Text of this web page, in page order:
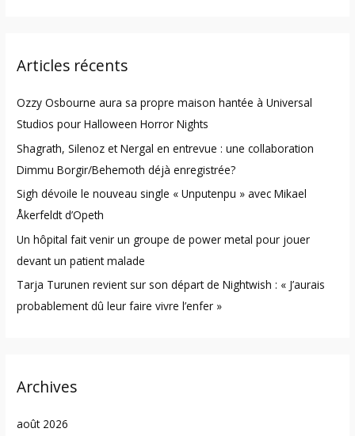
c
f
o
r
:
Articles récents
Ozzy Osbourne aura sa propre maison hantée à Universal
Studios pour Halloween Horror Nights
Shagrath, Silenoz et Nergal en entrevue : une collaboration
Dimmu Borgir/Behemoth déjà enregistrée?
Sigh dévoile le nouveau single « Unputenpu » avec Mikael
Åkerfeldt d’Opeth
Un hôpital fait venir un groupe de power metal pour jouer
devant un patient malade
Tarja Turunen revient sur son départ de Nightwish : « J’aurais
probablement dû leur faire vivre l’enfer »
Archives
août 2026